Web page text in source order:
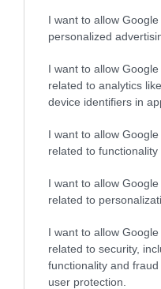
I want to allow
personalized
I want to allow
related to analytics
device identifiers in
I want to allow
related to
I want to allow
related to
I want to allow
related to security,
functionality and
user protection.
09.12.2025 | 15:45
το
Παρασκευή
09.12.2025 | 11:45